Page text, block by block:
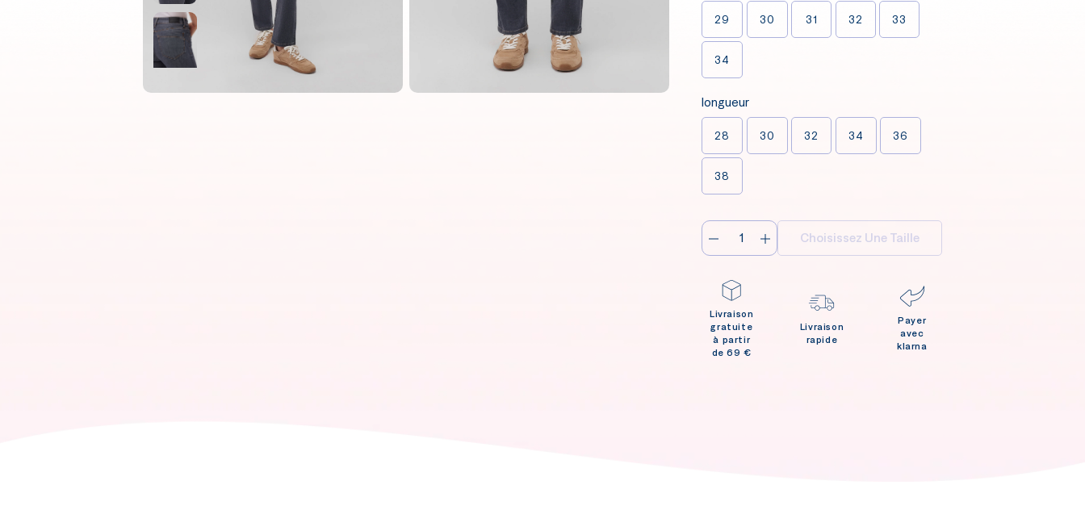
29 30 31 32 33
34
longueur
28 30 32 34 36
38
Choisissez Une Taille
Livraison
gratuite
à partir
de 69 €
Livraison
rapide
Payer
avec
klarna